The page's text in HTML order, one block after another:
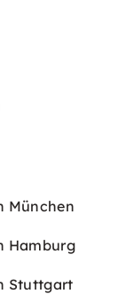
München
Hamburg
Stuttgart